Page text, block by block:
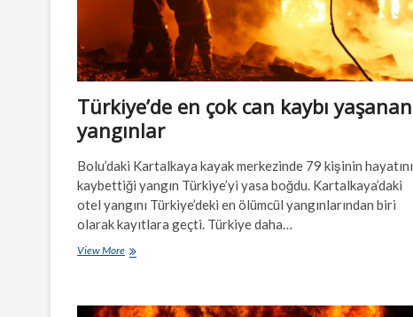
Türkiye’de en çok can kaybı yaşanan
yangınlar
Bolu’daki Kartalkaya kayak merkezinde 79 kişinin hayatını
kaybettiği yangın Türkiye’yi yasa boğdu. Kartalkaya’daki
otel yangını Türkiye’deki en ölümcül yangınlarından biri
olarak kayıtlara geçti. Türkiye daha…
View MoreTürkiye’de
kaybı